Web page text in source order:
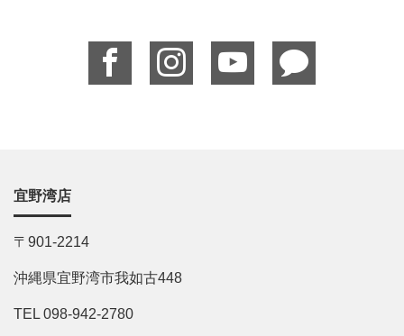
宜野湾店
〒901-2214
沖縄県宜野湾市我如古448
TEL 098-942-2780